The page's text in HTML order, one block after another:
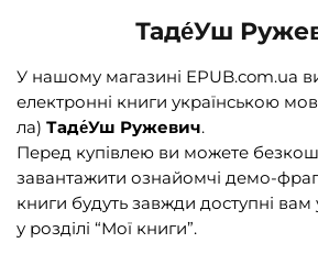
Книги для підлітків (240)
Науково-популярна література (1015)
Навчальна література та
Енциклопедії, довідники, словники
Подарункові сертифікати (1)
Таде́Уш
У нашому магазині EPUB.com.ua
електронні книги українською
ла) Таде́Уш Ружевич.
Перед купівлею ви можете
завантажити ознайомчі демо-
книги будуть завжди доступні вам
у розділі “Мої книги”.